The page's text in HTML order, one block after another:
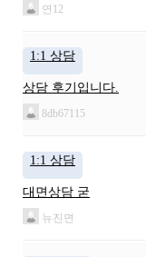
연12
1:1 상담
상담 후기입니다.
8db67115
1:1 상담
대면상담 굳
뉴진면